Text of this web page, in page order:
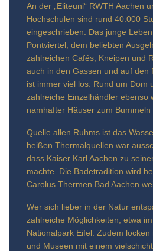
An der „Eliteuni“ RWTH Aachen
Hochschulen sind rund 40.000
eingeschrieben. Das junge
Pontviertel, dem beliebten
zahlreichen Cafés, Kneipen und
auch in den Gassen und auf den
ist immer viel los. Rund um Dom
zahlreiche Einzelhändler ebenso
namhafter Häuser zum Bummeln
Quelle allen Ruhms ist das
heißen Thermalquellen war
dass Kaiser Karl Aachen zu
machte. Die Badetradition wird
Carolus Thermen Bad Aachen
Wer sich lieber in der Natur
zahlreiche Möglichkeiten, etwa
Nationalpark Eifel. Zudem
und Museen mit einem